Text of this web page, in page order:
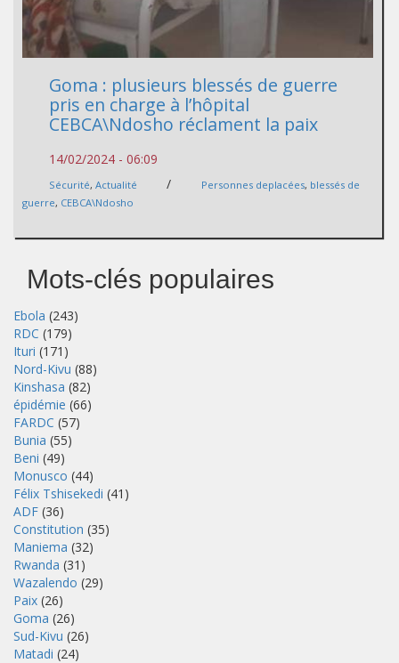
Goma : plusieurs blessés de guerre
pris en charge à l’hôpital
CEBCA\Ndosho réclament la paix
14/02/2024 - 06:09
Sécurité, Actualité / Personnes deplacées, blessés de
guerre, CEBCA\Ndosho
Mots-clés populaires
Ebola (243)
RDC (179)
Ituri (171)
Nord-Kivu (88)
Kinshasa (82)
épidémie (66)
FARDC (57)
Bunia (55)
Beni (49)
Monusco (44)
Félix Tshisekedi (41)
ADF (36)
Constitution (35)
Maniema (32)
Rwanda (31)
Wazalendo (29)
Paix (26)
Goma (26)
Sud-Kivu (26)
Matadi (24)